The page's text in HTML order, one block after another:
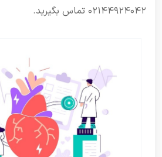
۰۲۱۴۴۹۲۴۰۴۲ تماس بگیرید.